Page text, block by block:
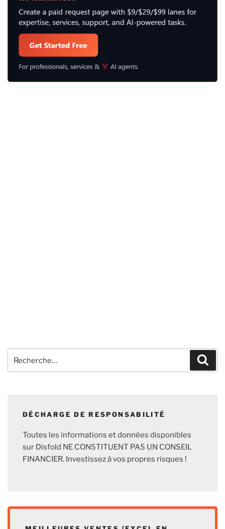
pour
DÉCHARGE DE RESPONSABILITÉ
Toutes les informations et données disponibles
sur Disfold NE CONSTITUENT PAS UN CONSEIL
FINANCIER. Investissez à vos propres risques !